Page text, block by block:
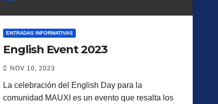
ENTRADAS INFORMATIVAS
English Event 2023
NOV 10, 2023
La celebración del English Day para la
comunidad MAUXI es un evento que resalta los